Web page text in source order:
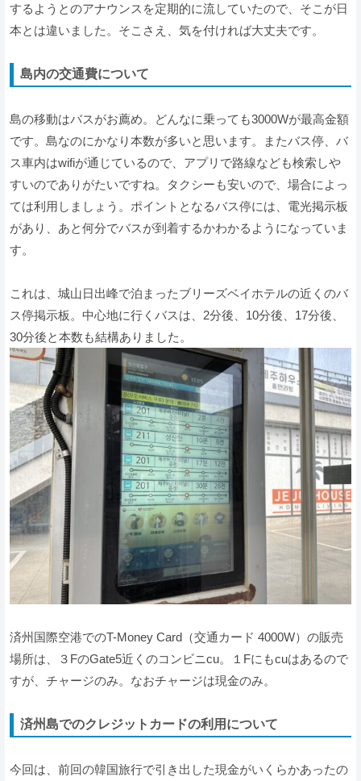
するようとのアナウンスを定期的に流していたので、そこが日
本とは違いました。そこさえ、気を付ければ大丈夫です。
島内の交通費について
島の移動はバスがお薦め。どんなに乗っても3000Wが最高金額
です。島なのにかなり本数が多いと思います。またバス停、バ
ス車内はwifiが通じているので、アプリで路線なども検索しや
すいのでありがたいですね。タクシーも安いので、場合によっ
ては利用しましょう。ポイントとなるバス停には、電光掲示板
があり、あと何分でバスが到着するかわかるようになっていま
す。
これは、城山日出峰で泊まったブリーズベイホテルの近くのバ
ス停掲示板。中心地に行くバスは、2分後、10分後、17分後、
30分後と本数も結構ありました。
済州国際空港でのT-Money Card（交通カード 4000W）の販売
場所は、３FのGate5近くのコンビニcu。１Fにもcuはあるので
すが、チャージのみ。なおチャージは現金のみ。
済州島でのクレジットカードの利用について
今回は、前回の韓国旅行で引き出した現金がいくらかあったの